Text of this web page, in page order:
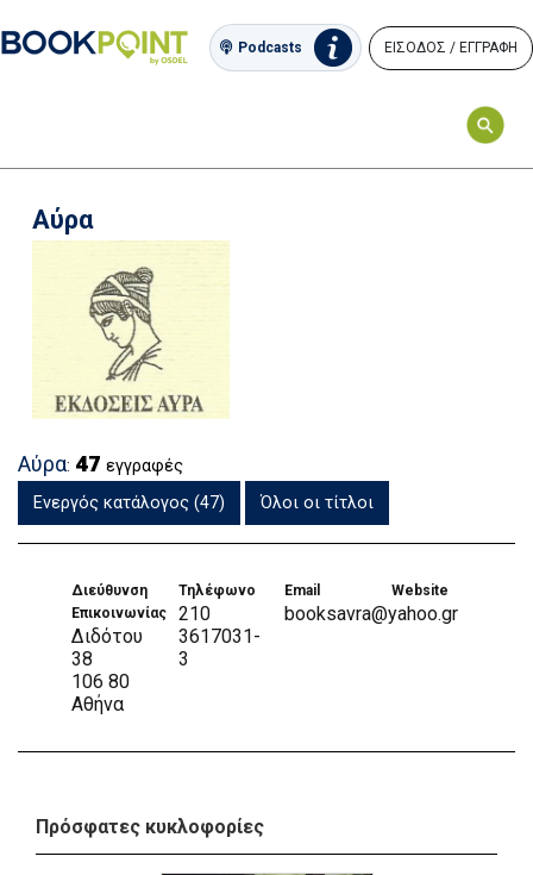
Podcasts ΕΙΣΟΔΟΣ / ΕΓΓΡΑΦΗ
Αύρα
Αύρα: 47 εγγραφές
Ενεργός κατάλογος (47)
Όλοι οι τίτλοι
Διεύθυνση
Επικοινωνίας
Διδότου
38
106 80
Αθήνα
Τηλέφωνο
210
3617031-
3
Email
booksavra@yahoo.gr
Website
Πρόσφατες κυκλοφορίες